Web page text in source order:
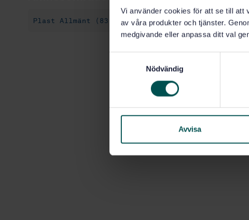
Vi använder cookies för att se till att
av våra produkter och tjänster.
medgivande eller anpassa ditt val
s
Nödvändig
Avvisa
Plast Allmänt (83.080.01)